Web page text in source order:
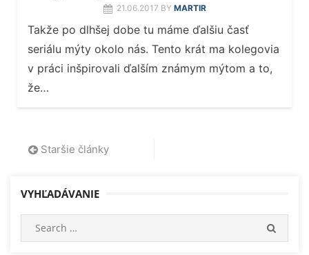
21.06.2017 BY MARTIR
Takže po dlhšej dobe tu máme ďalšiu časť
seriálu mýty okolo nás. Tento krát ma kolegovia
v práci inšpirovali ďalším známym mýtom a to,
že…
Navigácia
článkoch
Staršie články
VYHĽADÁVANIE